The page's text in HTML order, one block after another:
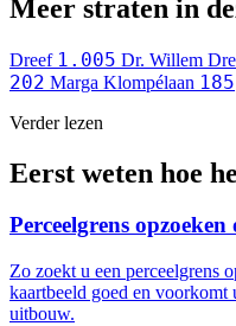
Meer straten in
Dreef 1.005 Dr. Willem
202 Marga Klompélaan 185
Verder lezen
Eerst weten hoe
Perceelgrens opzoeken
Zo zoekt u een perceelgrens
kaartbeeld goed en
uitbouw.